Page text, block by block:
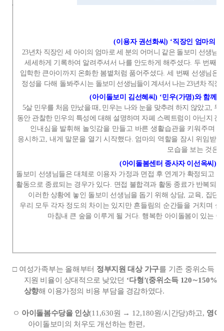
(이용자 권선화씨) ‘직장인 엄마의
23년차 직장인 세 아이의 엄마로 세 분의 어머니 같은 돌보미 선생님
세세하게 기록하여 알려주셔서 나를 안도하게 해주셨다. 두 번째
입학한 큰아이까지 온화한 봄볕처럼 품어주셨다.세 번째 선생님은
정성을 다해 돌봐주시는 돌보미 선생님들이 계셔서 나는 23년차 직장
(아이돌보미 김선혜씨) ‘민우(가명)와 함께
5살 민우를 처음 만났을 때 민우는 나와 눈을 맞추려 하지 않았고 무
동안 관찰한 민우의 특성에 대해 설명하며 자폐 스펙트럼이 아닌지 진
인내심을 발휘해 놀잇감을 만들고 바른 생활습관을 키워주며
응시하고
내게 말문을 열기 시작했다. 엄마의 역할을 잠시 위임받
모습을 보는 것은
(아이돌봄센터 종사자 이선옥씨 ) ‘
돌보미 선생님들은 대체로 이용자 가정과 면접 후 연계가 확정되고
활동으로 종료되는 경우가 있다. 면접 불합격과 활동 종료가 반복되
이러한 상황에 놓인 돌보미 선생님을 돕기 위해 상담, 교육
집단
우리 모두 각자 정도의 차이는 있지만 흔들림의 순간들을 거치며 살
마침내 큰 숲을 이루게 될 거다. 행복한 아이돌봄이 있는
□ 여성가족부는 올해부터 정부지원 대상 가구를 기존 중위소득
지원 비율이 상대적으로 낮았던 ‘다형’(중위소득 120∼150%)
상향해 이용가정의 비용 부담을 경감하였다.
ㅇ 아이돌봄수당을 인상(11,630원 → 12,180원/시간당)하고, 영아
아이돌보미의 처우도 개선하는 한편,